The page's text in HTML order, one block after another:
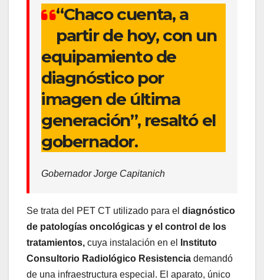
“Chaco cuenta, a
partir de hoy, con un
equipamiento de
diagnóstico por
imagen de última
generación”, resaltó el
gobernador.
Gobernador Jorge Capitanich
Se trata del PET CT utilizado para el diagnóstico
de patologías oncológicas y el control de los
tratamientos, cuya instalación en el
Instituto
Consultorio Radiológico Resistencia demandó
de una infraestructura especial. El aparato, único